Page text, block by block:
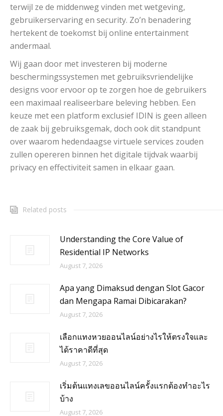
terwijl ze de middenweg vinden met wetgeving,
gebruikerservaring en security. Zo’n benadering
hertekent de toekomst bij online entertainment
andermaal.
Wij gaan door met investeren bij moderne
beschermingssystemen met gebruiksvriendelijke
designs voor ervoor op te zorgen hoe de gebruikers
een maximaal realiseerbare beleving hebben. Een
keuze met een platform exclusief IDIN is geen alleen
de zaak bij gebruiksgemak, doch ook dit standpunt
over waarom hedendaagse virtuele services zouden
zullen opereren binnen het digitale tijdvak waarbij
privacy en effectiviteit samen in elkaar gaan.
Related posts
Understanding the Core Value of
Residential IP Networks
August 7, 2026
Apa yang Dimaksud dengan Slot Gacor
dan Mengapa Ramai Dibicarakan?
August 7, 2026
เลือกแทงหวยออนไลน์อย่างไรให้ตรงใจและ
ได้ราคาดีที่สุด
August 7, 2026
เริ่มต้นแทงเลขออนไลน์ครั้งแรกต้องทำอะไร
บ้าง
August 7, 2026